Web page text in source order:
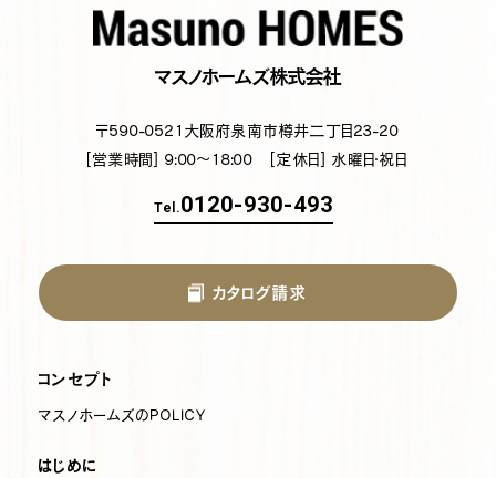
マスノホームズ株式会社
〒590-0521 大阪府泉南市樽井二丁目23-20
[営業時間] 9:00～18:00 [定休日] 水曜日・祝日
Tel.0120-930-493
カタログ請求
コンセプト
マスノホームズのPOLICY
はじめに